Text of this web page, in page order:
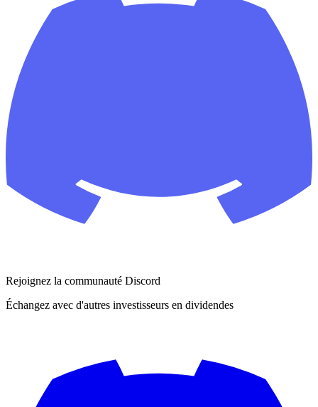
Rejoignez la communauté Discord
Échangez avec d'autres investisseurs en dividendes